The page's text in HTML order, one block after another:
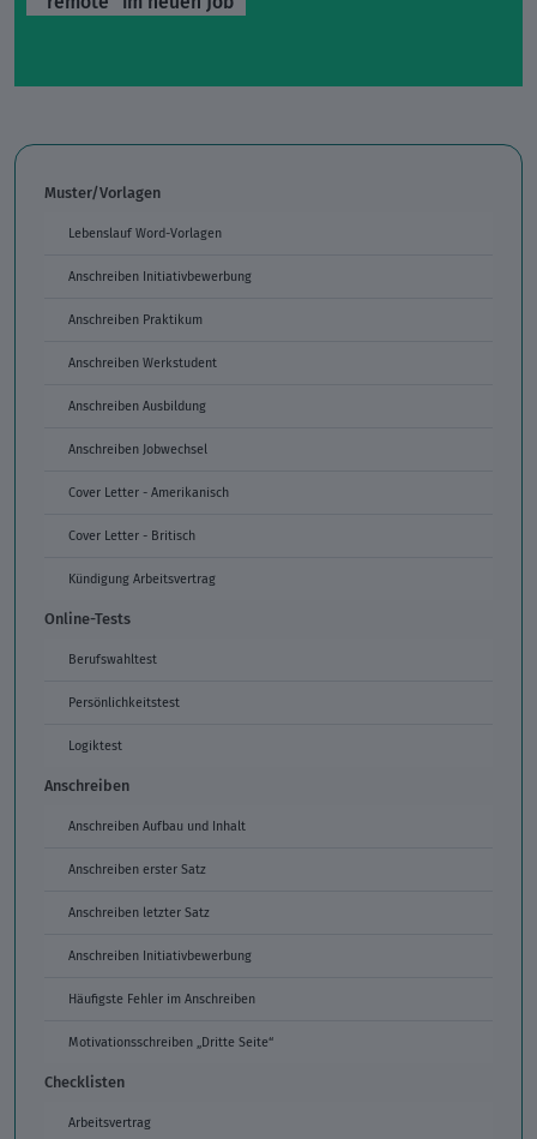
Muster/Vorlagen
Lebenslauf Word-Vorlagen
Anschreiben Initiativbewerbung
Anschreiben Praktikum
Anschreiben Werkstudent
Anschreiben Ausbildung
Anschreiben Jobwechsel
Cover Letter - Amerikanisch
Cover Letter - Britisch
Kündigung Arbeitsvertrag
Online-Tests
Berufswahltest
Persönlichkeitstest
Logiktest
Anschreiben
Anschreiben Aufbau und Inhalt
Anschreiben erster Satz
Anschreiben letzter Satz
Anschreiben Initiativbewerbung
Häufigste Fehler im Anschreiben
Motivationsschreiben „Dritte Seite“
Checklisten
Arbeitsvertrag